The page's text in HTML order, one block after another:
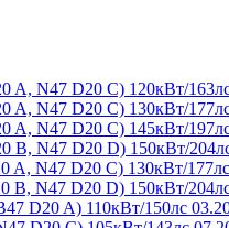
A, N47 D20 C) 120кВт/
A, N47 D20 C) 130кВт/
A, N47 D20 C) 145кВт/
B, N47 D20 D) 150кВт/
A, N47 D20 C) 130кВт/
B, N47 D20 D) 150кВт/
D20 A) 110кВт/150лс